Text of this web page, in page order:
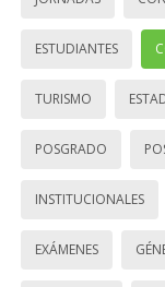
ESTUDIANTES
TURISMO
POSGRADO
INSTITUCIONALES
EXÁMENES